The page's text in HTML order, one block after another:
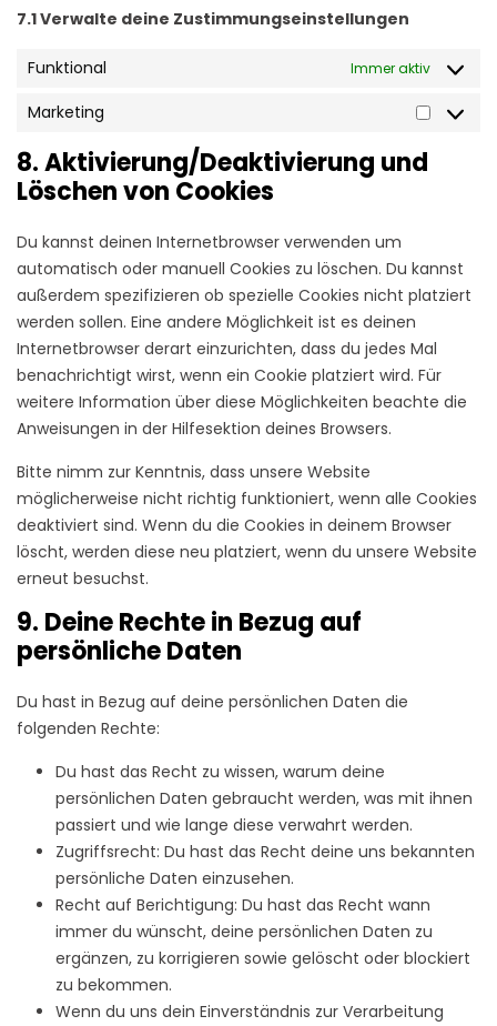
7.1 Verwalte deine Zustimmungseinstellungen
Funktional Immer aktiv
Marketing
8. Aktivierung/Deaktivierung und
Löschen von Cookies
Du kannst deinen Internetbrowser verwenden um
automatisch oder manuell Cookies zu löschen. Du kannst
außerdem spezifizieren ob spezielle Cookies nicht platziert
werden sollen. Eine andere Möglichkeit ist es deinen
Internetbrowser derart einzurichten, dass du jedes Mal
benachrichtigt wirst, wenn ein Cookie platziert wird. Für
weitere Information über diese Möglichkeiten beachte die
Anweisungen in der Hilfesektion deines Browsers.
Bitte nimm zur Kenntnis, dass unsere Website
möglicherweise nicht richtig funktioniert, wenn alle Cookies
deaktiviert sind. Wenn du die Cookies in deinem Browser
löscht, werden diese neu platziert, wenn du unsere Website
erneut besuchst.
9. Deine Rechte in Bezug auf
persönliche Daten
Du hast in Bezug auf deine persönlichen Daten die
folgenden Rechte:
Du hast das Recht zu wissen, warum deine
persönlichen Daten gebraucht werden, was mit ihnen
passiert und wie lange diese verwahrt werden.
Zugriffsrecht: Du hast das Recht deine uns bekannten
persönliche Daten einzusehen.
Recht auf Berichtigung: Du hast das Recht wann
immer du wünscht, deine persönlichen Daten zu
ergänzen, zu korrigieren sowie gelöscht oder blockiert
zu bekommen.
Wenn du uns dein Einverständnis zur Verarbeitung